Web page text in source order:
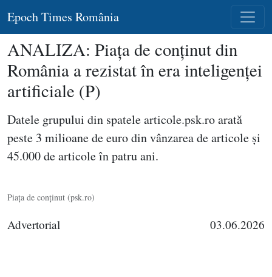
Epoch Times România
ANALIZA: Piaţa de conţinut din
România a rezistat în era inteligenţei
artificiale (P)
Datele grupului din spatele articole.psk.ro arată
peste 3 milioane de euro din vânzarea de articole şi
45.000 de articole în patru ani.
Piaţa de conţinut (psk.ro)
Advertorial 03.06.2026